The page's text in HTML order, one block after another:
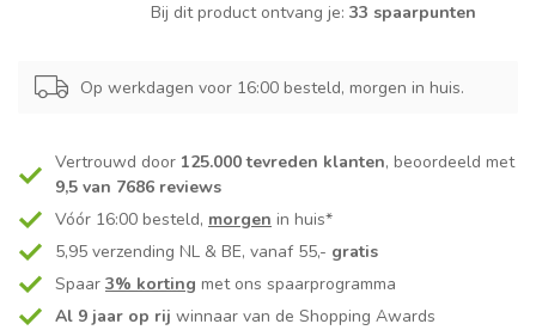
Bij dit product ontvang je: 33 spaarpunten
Op werkdagen voor 16:00 besteld, morgen in huis.
Vertrouwd door 125.000 tevreden klanten, beoordeeld met
9,5 van 7686 reviews
Vóór 16:00 besteld, morgen in huis*
5,95 verzending NL & BE, vanaf 55,- gratis
Spaar 3% korting met ons spaarprogramma
Al 9 jaar op rij winnaar van de Shopping Awards